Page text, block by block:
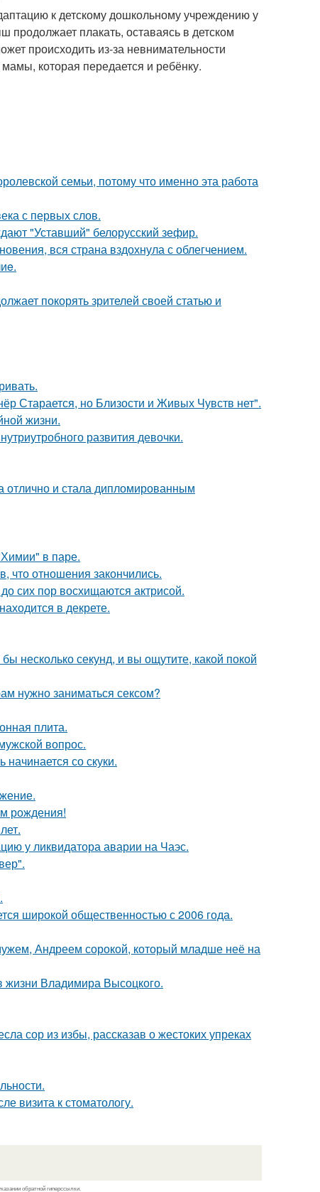
к детскому дошкольному учреждению у
продолжает плакать, оставаясь в детском
происходить из-за невнимательности
которая передается и ребёнку.
семьи, потому что именно эта работа
с первых слов.
"Уставший" белорусский зефир.
вся страна вздохнула с облегчением.
покорять зрителей своей статью и
Старается, но Близости и Живых Чувств нет".
жизни.
развития девочки.
отлично и стала дипломированным
в паре.
что отношения закончились.
сих пор восхищаются актрисой.
в декрете.
несколько секунд, и вы ощутите, какой покой
нужно заниматься сексом?
плита.
вопрос.
со скуки.
рождения!
у ликвидатора аварии на Чаэс.
широкой общественностью с 2006 года.
Андреем сорокой, который младше неё на
Владимира Высоцкого.
сор из избы, рассказав о жестоких упреках
визита к стоматологу.
обратной гиперссылки.